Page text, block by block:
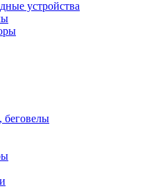
устройства
беговелы